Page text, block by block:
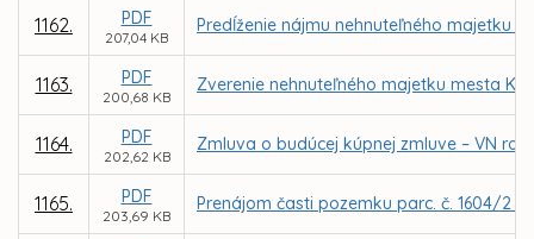
1162. PDF
207,04 KB
Predĺženie nájmu nehnuteľného majetku
1163. PDF
200,68 KB
Zverenie nehnuteľného majetku mesta
1164. PDF
202,62 KB
Zmluva o budúcej kúpnej zmluve – VN
1165. PDF
203,69 KB
Prenájom časti pozemku parc. č. 1604/2